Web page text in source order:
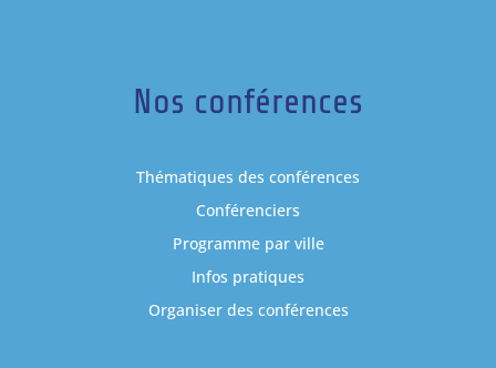
Nos conférences
Thématiques des conférences
Conférenciers
Programme par ville
Infos pratiques
Organiser des conférences